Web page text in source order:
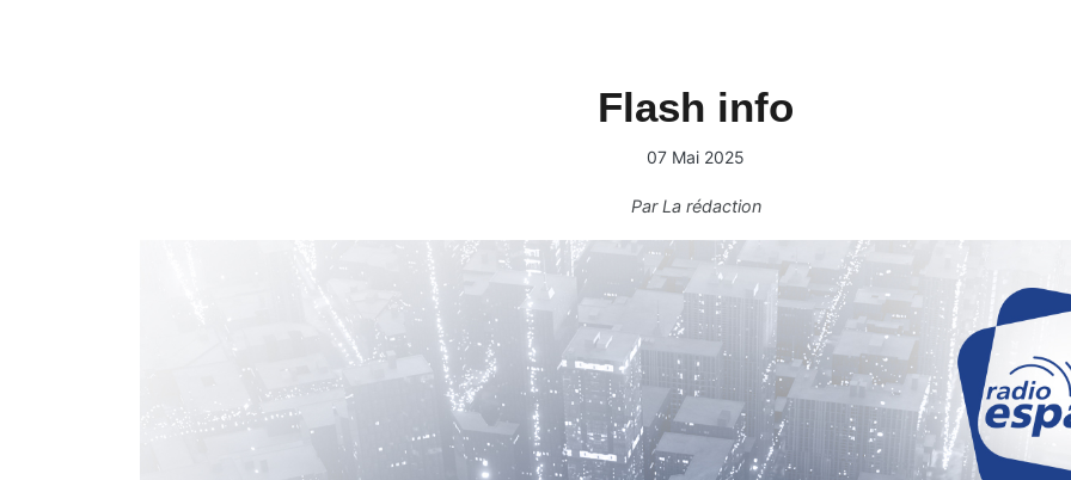
Flash info
07 Mai 2025
ParLa rédaction